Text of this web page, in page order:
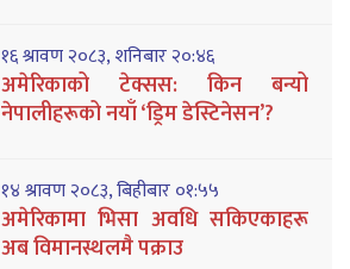
१६ श्रावण २०८३, शनिबार २०:४६
अमेरिकाको टेक्सस: किन बन्यो
नेपालीहरूको नयाँ ‘ड्रिम डेस्टिनेसन’?
१४ श्रावण २०८३, बिहीबार ०१:५५
अमेरिकामा भिसा अवधि सकिएकाहरू
अब विमानस्थलमै पक्राउ